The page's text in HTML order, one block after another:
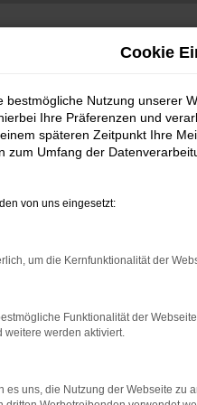
bestimmter Seiten
beheben.
auf dem neuesten
Cookie
bestmögliche Nutzung unserer
Ihre Präferenzen und
späteren Zeitpunkt Ihre
zum Umfang der
von uns eingesetzt:
um die Kernfunktionalität der
Funktionalität der
weitere werden aktiviert.
es uns, die Nutzung der Webseite